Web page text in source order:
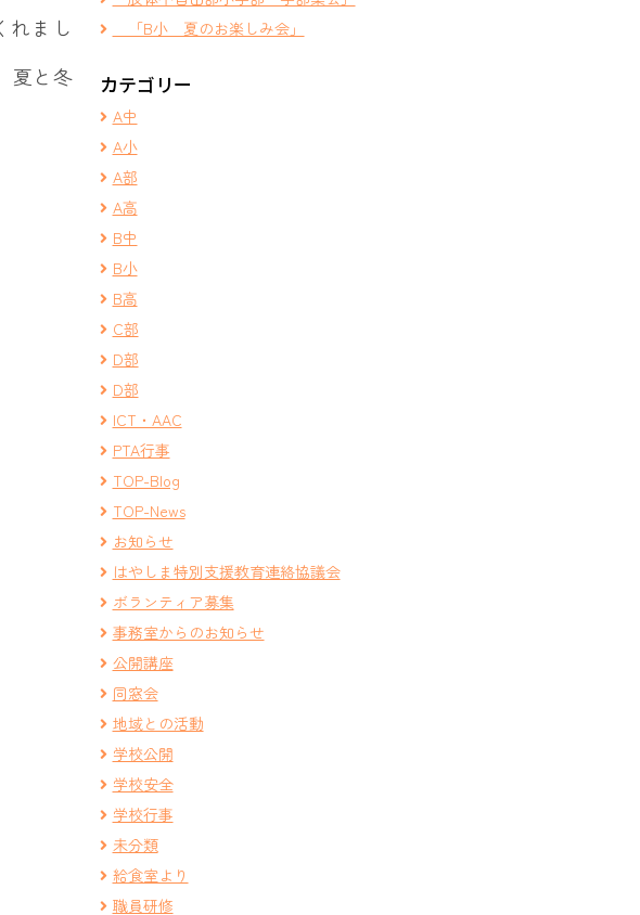
れまし
夏と冬
「B小 夏のお楽しみ会」
カテゴリー
A中
A小
A部
A高
B中
B小
B高
C部
D部
D部
ICT・AAC
PTA行事
TOP-Blog
TOP-News
お知らせ
はやしま特別支援教育連絡協議会
ボランティア募集
事務室からのお知らせ
公開講座
同窓会
地域との活動
学校公開
学校安全
学校行事
未分類
給食室より
職員研修